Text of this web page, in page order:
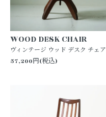
WOOD DESK CHAIR
ヴィンテージ ウッド デスク チェア
57,200円(税込)